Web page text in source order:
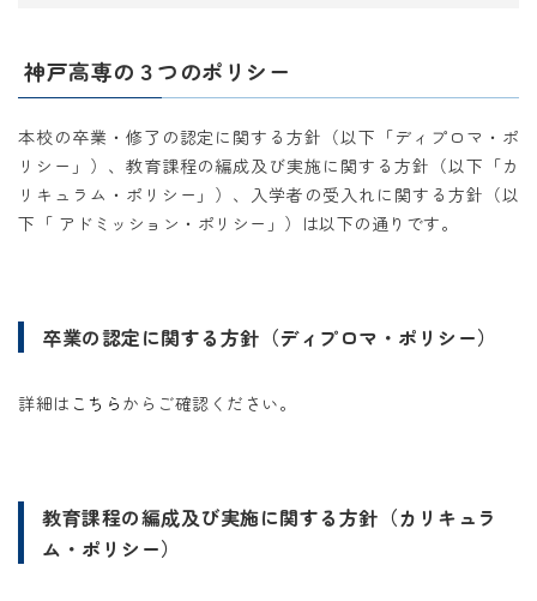
神戸高専の３つのポリシー
本校の卒業・修了の認定に関する方針（以下「ディプロマ・ポ
リシー」）、教育課程の編成及び実施に関する方針（以下「カ
リキュラム・ポリシー」）、入学者の受入れに関する方針（以
下「 アドミッション・ポリシー」）は以下の通りです。
卒業の認定に関する方針（ディプロマ・ポリシー）
詳細は こちら からご確認ください。
教育課程の編成及び実施に関する方針（カリキュラ
ム・ポリシー）